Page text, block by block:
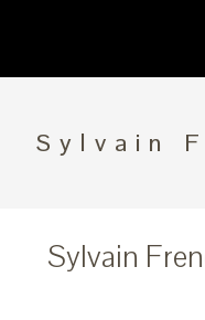
Sylvain
Sylvain